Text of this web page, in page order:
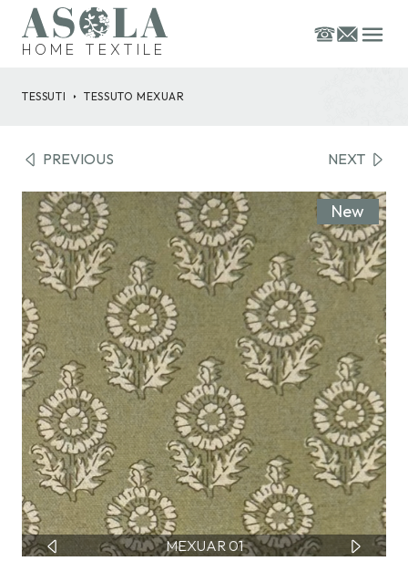
HOME TEXTILE
TESSUTI TESSUTOMEXUAR
PREVIOUS NEXT
MEXUAR 01
New
MEXUAR 02
New